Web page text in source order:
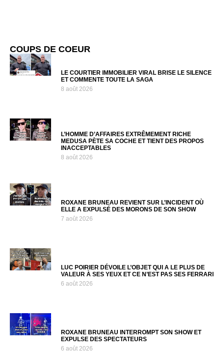
COUPS DE COEUR
LE COURTIER IMMOBILIER VIRAL BRISE LE SILENCE
ET COMMENTE TOUTE LA SAGA
8 août 2026
L’HOMME D’AFFAIRES EXTRÊMEMENT RICHE
MEDUSA PÈTE SA COCHE ET TIENT DES PROPOS
INACCEPTABLES
8 août 2026
ROXANE BRUNEAU REVIENT SUR L’INCIDENT OÙ
ELLE A EXPULSÉ DES MORONS DE SON SHOW
7 août 2026
LUC POIRIER DÉVOILE L’OBJET QUI A LE PLUS DE
VALEUR À SES YEUX ET CE N’EST PAS SES FERRARI
6 août 2026
ROXANE BRUNEAU INTERROMPT SON SHOW ET
EXPULSE DES SPECTATEURS
6 août 2026